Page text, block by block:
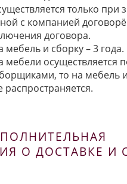
только при
с компанией
договора.
мебель и сборку – 3 года.
мебели осуществляется
то на мебель
распространяется.
О ДОСТАВКЕ И